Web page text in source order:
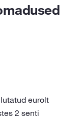
eurolt
2 senti